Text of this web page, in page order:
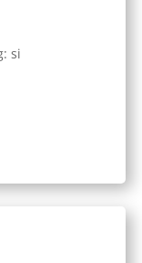
: si